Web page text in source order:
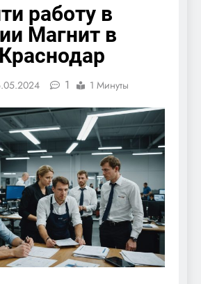
работу в
Магнит в
1 1 Минуты